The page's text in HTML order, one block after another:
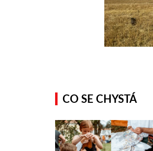
CO SE CHYSTÁ